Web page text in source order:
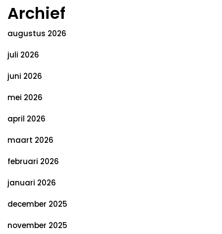
Archief
augustus 2026
juli 2026
juni 2026
mei 2026
april 2026
maart 2026
februari 2026
januari 2026
december 2025
november 2025